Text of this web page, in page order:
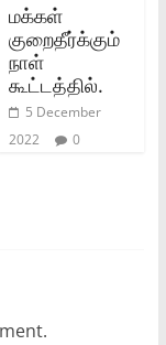
மக்கள்
குறைதீர்க்கும்
நாள்
கூட்டத்தில்.
5 December
2022
0